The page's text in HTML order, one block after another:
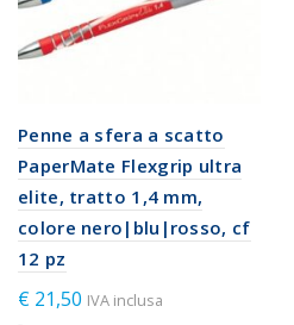
Penne a sfera a scatto
PaperMate Flexgrip ultra
elite, tratto 1,4 mm,
colore nero|blu|rosso, cf
12 pz
€ 21,50 IVA inclusa